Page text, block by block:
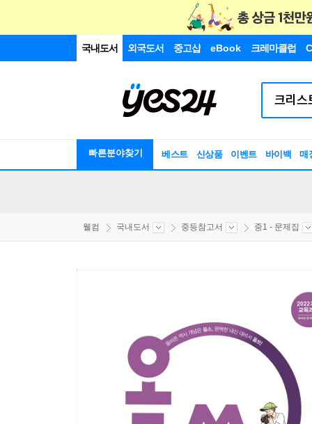
국내도서 외국도서 중고샵 eBook 크레마클럽
빠른분야찾기 베스트 신상품 이벤트 바이백 매
웰컴 국내도서 중등참고서 중1 - 문제집